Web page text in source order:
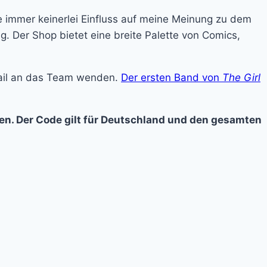
keinerlei Einfluss auf meine Meinung zu dem
Der Shop bietet eine breite Palette von Comics,
an das Team wenden. Der ersten Band von The Girl
Der Code gilt für Deutschland und den gesamten